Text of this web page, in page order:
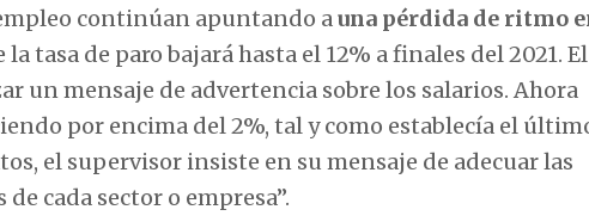
continúan apuntando auna pérdida de ritmo
la tasa de paro bajará hasta el 12% a finales del 2021. El
un mensaje de advertencia sobre los salarios. Ahora
por encima del 2%, tal y como establecía el
el supervisor insiste en su mensaje de adecuar las
cada sector o empresa”.